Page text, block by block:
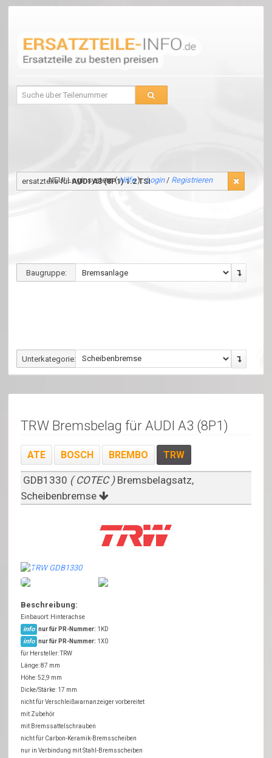
NEU! Loginsystem (Hilfe) :Login / Registrieren
ersatzteile fürAUDI A3 (8P1) 1.2 TSI
Baugruppe:
Unterkategorie:
TRW Bremsbelag für AUDI A3 (8P1)
ATE BOSCH BREMBO TRW
GDB1330 ( COTEC ) Bremsbelagsatz,
Scheibenbremse
Beschreibung:
Einbauort: Hinterachse
info nur für PR-Nummer: 1KD
info nur für PR-Nummer: 1X0
für Hersteller: TRW
Länge: 87 mm
Höhe: 52,9 mm
Dicke/Stärke: 17 mm
nicht für Verschleißwarnanzeiger vorbereitet
mit Zubehör
mit Bremssattelschrauben
nicht für Carbon-Keramik-Bremsscheiben
nur in Verbindung mit Stahl-Bremsscheiben